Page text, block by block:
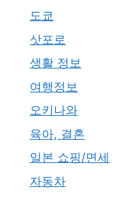
도쿄
삿포로
생활 정보
여행정보
오키나와
육아, 결혼
일본 쇼핑/면세
자동차